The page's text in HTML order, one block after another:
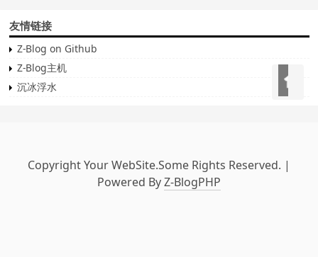
友情链接
Z-Blog on Github
Z-Blog主机
沉冰浮水
Copyright Your WebSite.Some Rights Reserved. |
Powered ByZ-BlogPHP